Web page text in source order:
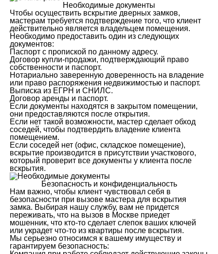
Необходимые документы
Чтобы осуществить вскрытие дверных замков,
мастерам требуется подтверждение того, что клиент
действительно является владельцем помещения.
Необходимо предоставить один из следующих
документов:
Паспорт с пропиской по данному адресу.
Договор купли-продажи, подтверждающий право
собственности и паспорт.
Нотариально заверенную доверенность на владение
или право распоряжения недвижимостью и паспорт.
Выписка из ЕГРН и СНИЛС.
Договор аренды и паспорт.
Если документы находятся в закрытом помещении,
они предоставляются после открытия.
Если нет такой возможности, мастер сделает обход
соседей, чтобы подтвердить владение клиента
помещением.
Если соседей нет (офис, складское помещение),
вскрытие производится в присутствии участкового,
который проверит все документы у клиента после
вскрытия.
Безопасность и конфиденциальность
Нам важно, чтобы клиент чувствовал себя в
безопасности при вызове мастера для вскрытия
замка. Выбирая нашу службу, вам не придется
переживать, что на вызов в Москве приедет
мошенник, что кто-то сделает слепок ваших ключей
или украдет что-то из квартиры после вскрытия.
Мы серьезно относимся к вашему имуществу и
гарантируем безопасность: